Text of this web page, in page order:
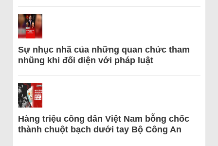
Sự nhục nhã của những quan chức tham
nhũng khi đối diện với pháp luật
Hàng triệu công dân Việt Nam bỗng chốc
thành chuột bạch dưới tay Bộ Công An